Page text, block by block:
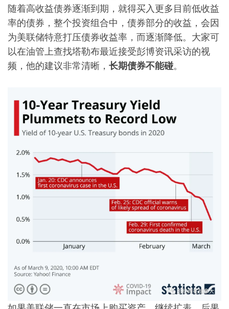
随着高收益债券逐渐到期，就得买入更多目前低收益
率的债券，整个投资组合中，债券部分的收益，会因
为美联储特意打压债券收益率，而逐渐降低。大家可
以在油管上查找塔勒布最近接受彭博资讯采访的视
频，他的建议非常清晰， 长期债券不能碰。